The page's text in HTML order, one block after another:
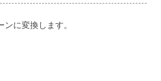
に変換します。